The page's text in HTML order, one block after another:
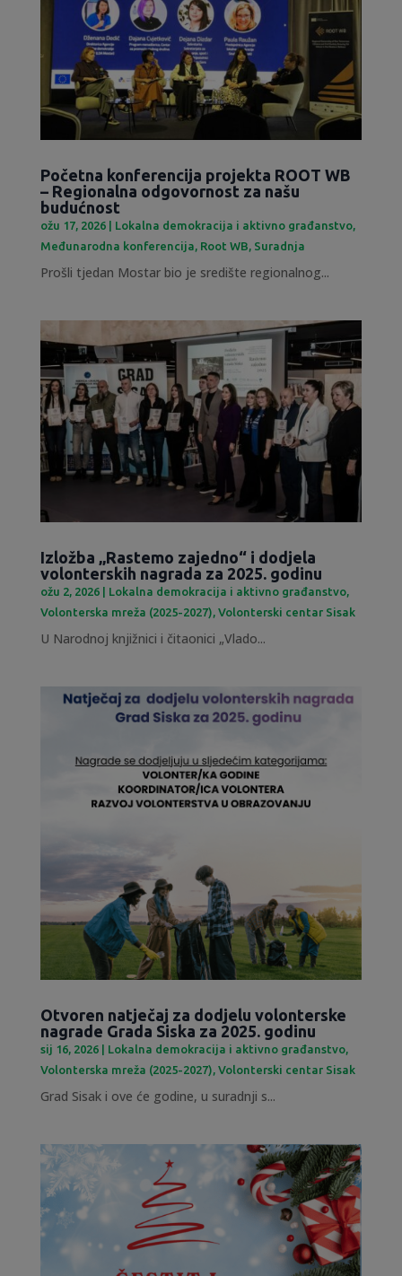
Početna konferencija projekta ROOT WB
– Regionalna odgovornost za našu
budućnost
ožu 17, 2026| Lokalna demokracija i aktivno građanstvo,
Međunarodna konferencija, Root WB, Suradnja
Prošli tjedan Mostar bio je središte regionalnog...
Izložba „Rastemo zajedno“ i dodjela
volonterskih nagrada za 2025. godinu
ožu 2, 2026| Lokalna demokracija i aktivno građanstvo,
Volonterska mreža (2025-2027), Volonterski centar Sisak
U Narodnoj knjižnici i čitaonici „Vlado...
Otvoren natječaj za dodjelu volonterske
nagrade Grada Siska za 2025. godinu
sij 16, 2026| Lokalna demokracija i aktivno građanstvo,
Volonterska mreža (2025-2027), Volonterski centar Sisak
Grad Sisak i ove će godine, u suradnji s...